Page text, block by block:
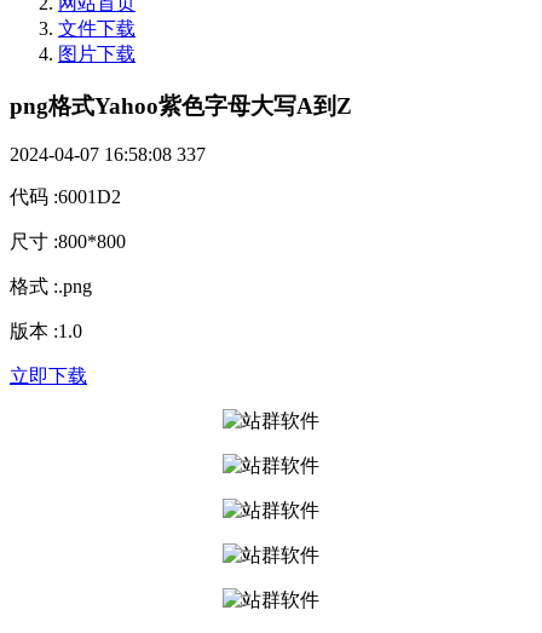
文件下载
图片下载
png格式Yahoo紫色字母大写A到Z
2024-04-07 16:58:08 337
代码 :6001D2
尺寸 :800*800
格式 :.png
版本 :1.0
立即下载